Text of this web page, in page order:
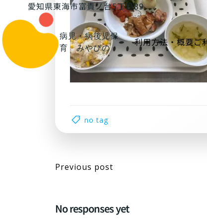
テ
ン
ツ
愛知県東海市富貴ノ台5丁目89
病児・病後児保
育 みやびの
利用方法・概要ご
no tag
Post
Previous post
No responses yet